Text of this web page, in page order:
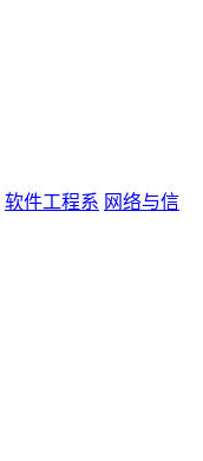
软件工程系 网络与信